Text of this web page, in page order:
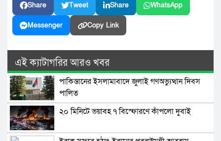
Share Tweet Share WhatsApp
Messenger Copy Link
এই ক্যাটাগরির আরও খবর
পাকিস্তানের ইসলামাবাদে জুলাই গণঅভ্যুত্থান দিবস
পালিত
২০ মিনিটে ভয়াবহ ৭ বিস্ফোরণে কাঁপলো দুবাই